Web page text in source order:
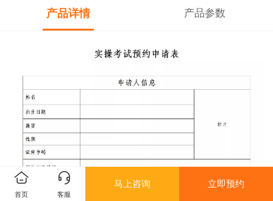
产品详情 产品参数
首页 客服
马上咨询 立即预约